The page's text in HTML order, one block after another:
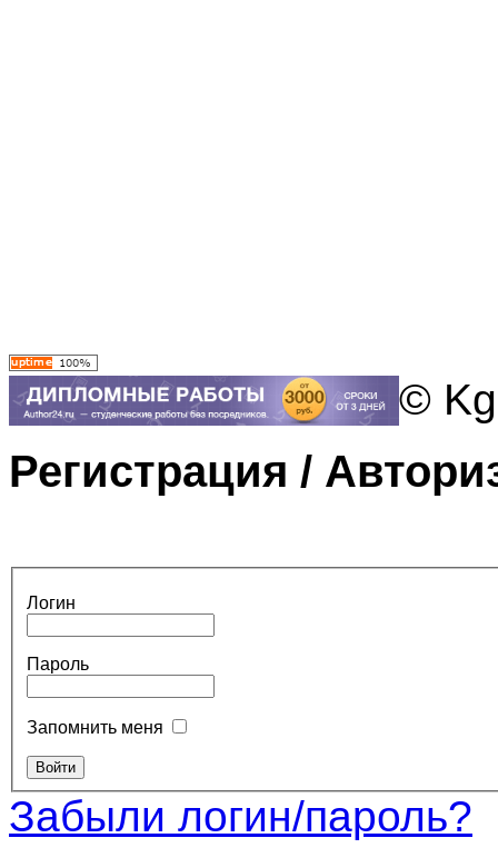
©
Регистрация /
Логин
Пароль
Запомнить меня
Забыли логин/пароль?